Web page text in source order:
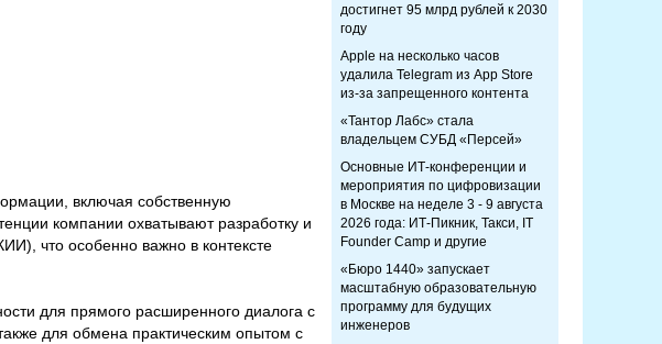
включая собственную
компании охватывают разработку и
что особенно важно в контексте
для прямого расширенного диалога с
для обмена практическим опытом с
достигнет 95 млрд рублей к 2030
году
Apple на несколько часов
удалила Telegram из App Store
из-за запрещенного контента
«Тантор Лабс» стала
владельцем СУБД «Персей»
Основные ИТ-конференции и
мероприятия по цифровизации
в Москве на неделе 3 - 9 августа
2026 года: ИТ-Пикник, Такси, IT
Founder Camp и другие
«Бюро 1440» запускает
масштабную образовательную
программу для будущих
инженеров